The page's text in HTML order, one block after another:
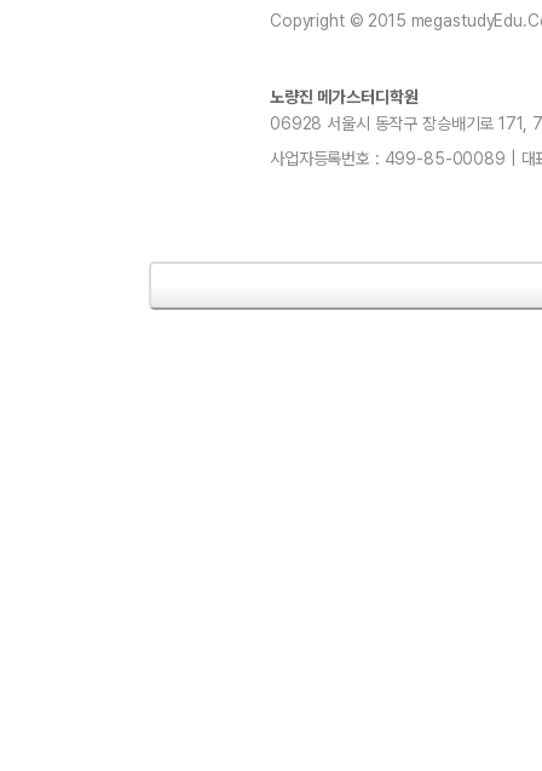
Copyright © 2015
노량진 메가스터디학원
06928 서울시 동작구 장승배기로
사업자등록번호 : 499-85-00089 | 대표